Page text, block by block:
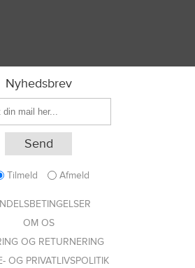
Nyhedsbrev
Tilmeld Afmeld
OM OS
OG RETURNERING
OG PRIVATLIVSPOLITIK